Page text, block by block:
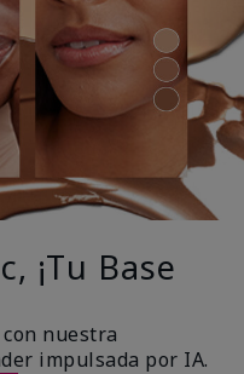
¡Tu Base
nuestra
impulsada por IA.